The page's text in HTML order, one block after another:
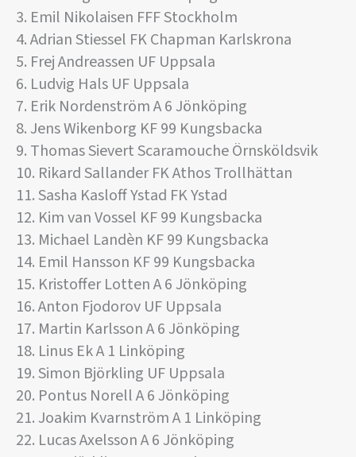
3. Emil Nikolaisen FFF Stockholm
4. Adrian Stiessel FK Chapman Karlskrona
5. Frej Andreassen UF Uppsala
6. Ludvig Hals UF Uppsala
7. Erik Nordenström A 6 Jönköping
8. Jens Wikenborg KF 99 Kungsbacka
9. Thomas Sievert Scaramouche Örnsköldsvik
10. Rikard Sallander FK Athos Trollhättan
11. Sasha Kasloff Ystad FK Ystad
12. Kim van Vossel KF 99 Kungsbacka
13. Michael Landèn KF 99 Kungsbacka
14. Emil Hansson KF 99 Kungsbacka
15. Kristoffer Lotten A 6 Jönköping
16. Anton Fjodorov UF Uppsala
17. Martin Karlsson A 6 Jönköping
18. Linus Ek A 1 Linköping
19. Simon Björkling UF Uppsala
20. Pontus Norell A 6 Jönköping
21. Joakim Kvarnström A 1 Linköping
22. Lucas Axelsson A 6 Jönköping